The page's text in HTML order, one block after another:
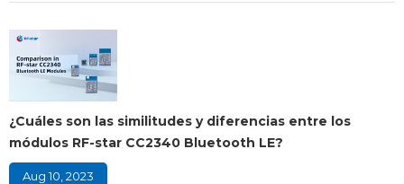
¿Cuáles son las similitudes y diferencias entre los
módulos RF-star CC2340 Bluetooth LE?
Aug 10, 2023